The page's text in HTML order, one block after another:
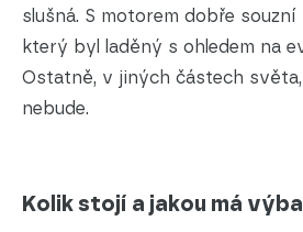
slušná. S motorem dobře
který byl laděný s ohledem na
Ostatně, v jiných částech
nebude.
Kolik stojí a jakou má